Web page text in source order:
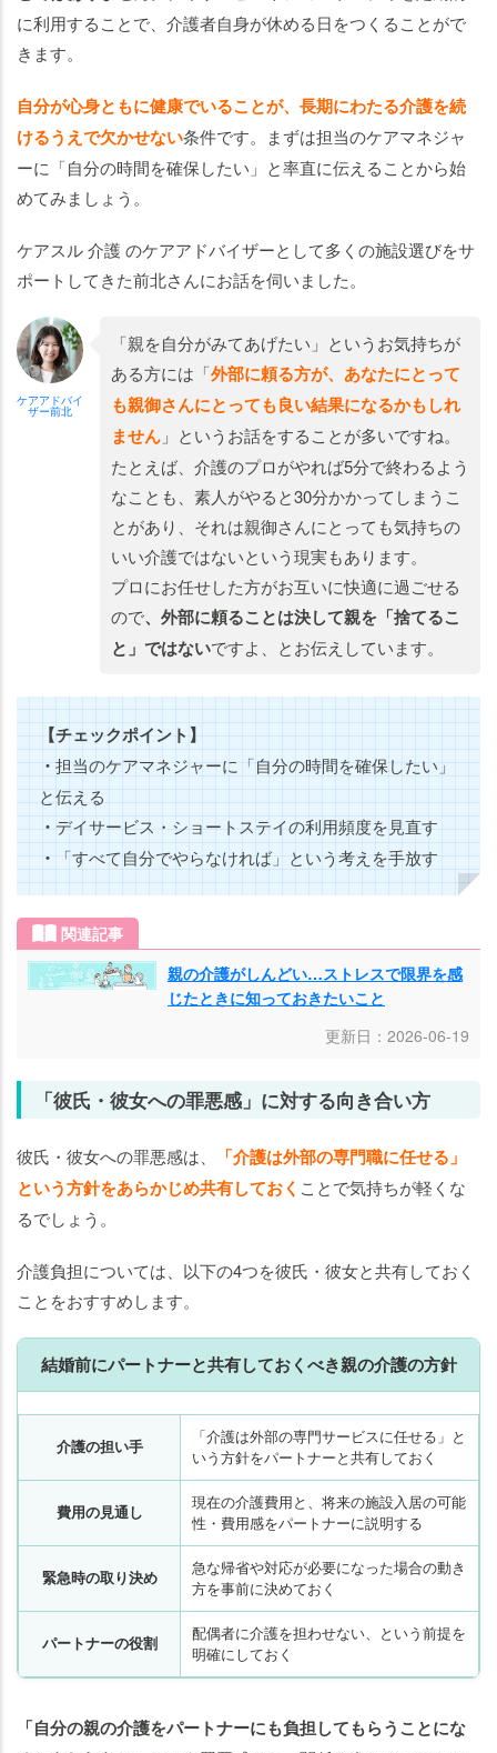
に利用することで、介護者自身が休める日をつくることがで
きます。
自分が心身ともに健康でいることが、長期にわたる介護を続
けるうえで欠かせない条件です。まずは担当のケアマネジャ
ーに「自分の時間を確保したい」と率直に伝えることから始
めてみましょう。
ケアスル 介護 のケアアドバイザーとして多くの施設選びをサ
ポートしてきた前北さんにお話を伺いました。
ケアアドバイ
ザー前北
「親を自分がみてあげたい」というお気持ちが
ある方には「外部に頼る方が、あなたにとって
も親御さんにとっても良い結果になるかもしれ
ません 」というお話をすることが多いですね。
たとえば、介護のプロがやれば5分で終わるよう
なことも、素人がやると30分かかってしまうこ
とがあり、それは親御さんにとっても気持ちの
いい介護ではないという現実もあります。
プロにお任せした方がお互いに快適に過ごせる
ので、外部に頼ることは決して親を「捨てるこ
と」ではないですよ、とお伝えしています。
【チェックポイント】
・担当のケアマネジャーに「自分の時間を確保したい」
と伝える
・デイサービス・ショートステイの利用頻度を見直す
・「すべて自分でやらなければ」という考えを手放す
関連記事
親の介護がしんどい…ストレスで限界を感
じたときに知っておきたいこと
更新日：2026-06-19
「彼氏・彼女への罪悪感」に対する向き合い方
彼氏・彼女への罪悪感は、
「介護は外部の専門職に任せる」
という方針をあらかじめ共有しておく ことで気持ちが軽くな
るでしょう。
介護負担については、以下の4つを彼氏・彼女と共有しておく
ことをおすすめします。
結婚前にパートナーと共有しておくべき親の介護の方針
介護の担い手
「介護は外部の専門サービスに任せる」と
いう方針をパートナーと共有しておく
費用の見通し
現在の介護費用と、将来の施設入居の可能
性・費用感をパートナーに説明する
緊急時の取り決め
急な帰省や対応が必要になった場合の動き
方を事前に決めておく
パートナーの役割
配偶者に介護を担わせない、という前提を
明確にしておく
「自分の親の介護をパートナーにも負担してもらうことにな